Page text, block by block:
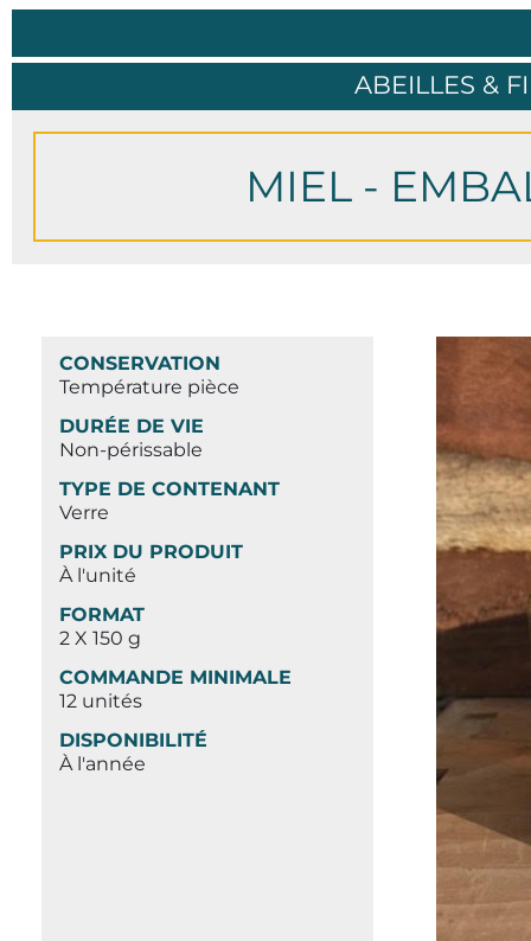
ABEILLES &
MIEL -
CONSERVATION
Température pièce
DURÉE DE VIE
Non-périssable
TYPE DE CONTENANT
Verre
PRIX DU PRODUIT
À l'unité
FORMAT
2 X 150 g
COMMANDE MINIMALE
12 unités
DISPONIBILITÉ
À l'année